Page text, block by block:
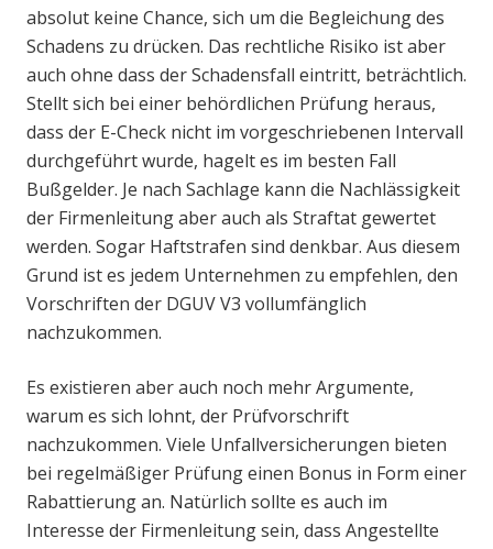
absolut keine Chance, sich um die Begleichung des
Schadens zu drücken. Das rechtliche Risiko ist aber
auch ohne dass der Schadensfall eintritt, beträchtlich.
Stellt sich bei einer behördlichen Prüfung heraus,
dass der E-Check nicht im vorgeschriebenen Intervall
durchgeführt wurde, hagelt es im besten Fall
Bußgelder. Je nach Sachlage kann die Nachlässigkeit
der Firmenleitung aber auch als Straftat gewertet
werden. Sogar Haftstrafen sind denkbar. Aus diesem
Grund ist es jedem Unternehmen zu empfehlen, den
Vorschriften der DGUV V3 vollumfänglich
nachzukommen.
Es existieren aber auch noch mehr Argumente,
warum es sich lohnt, der Prüfvorschrift
nachzukommen. Viele Unfallversicherungen bieten
bei regelmäßiger Prüfung einen Bonus in Form einer
Rabattierung an. Natürlich sollte es auch im
Interesse der Firmenleitung sein, dass Angestellte